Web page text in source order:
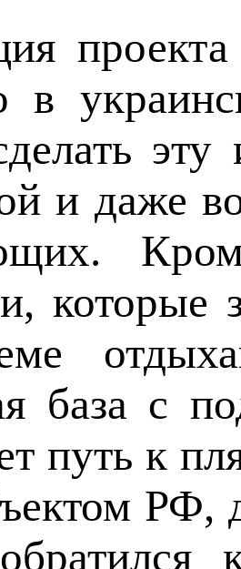
в
и даже
которые
база с
путь к
РФ,